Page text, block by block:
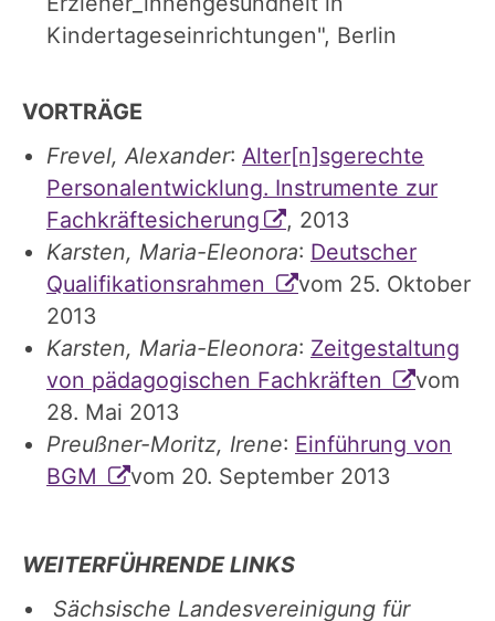
Kindertageseinrichtungen", Berlin
VORTRÄGE
Frevel, Alexander: Alter[n]sgerechte
Personalentwicklung. Instrumente zur
Fachkräftesicherung
, 2013
Karsten, Maria-Eleonora: Deutscher
Qualifikationsrahmen
vom 25. Oktober
2013
Karsten, Maria-Eleonora: Zeitgestaltung
von pädagogischen Fachkräften
vom
28. Mai 2013
Preußner-Moritz, Irene: Einführung von
BGM
vom 20. September 2013
WEITERFÜHRENDE LINKS
Sächsische Landesvereinigung für